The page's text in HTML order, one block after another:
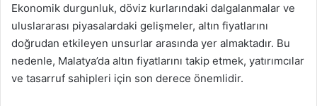
Ekonomik durgunluk, döviz kurlarındaki dalgalanmalar ve
uluslararası piyasalardaki gelişmeler, altın fiyatlarını
doğrudan etkileyen unsurlar arasında yer almaktadır. Bu
nedenle, Malatya’da altın fiyatlarını takip etmek, yatırımcılar
ve tasarruf sahipleri için son derece önemlidir.